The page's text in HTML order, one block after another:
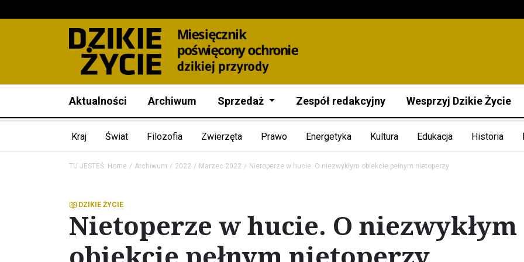
Aktualności Archiwum Sprzedaż Zespół redakcyjny Wesprzyj Dzikie Życie
Kraj Świat Filozofia Zwierzęta Prawo Energetyka Kultura Edukacja Historia
TU JESTEŚ: Home Archiwum 2022 Marzec 2022 Nietoperze w hucie. O niezwykłym obiekcie pełnym nietoperzy
DZIKIE ŻYCIE
Nietoperze w hucie. O niezwykłym